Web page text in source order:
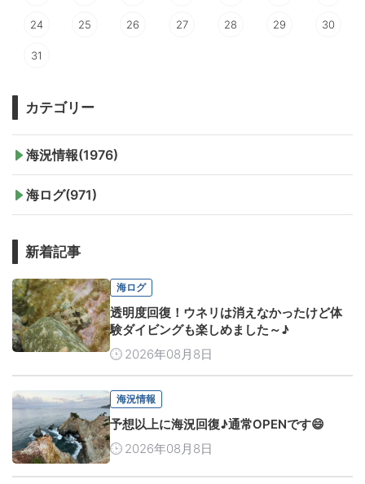
24 25 26 27 28 29 30
31
カテゴリー
海況情報(1976)
海ログ(971)
新着記事
海ログ
透明度回復！ウネリは消えなかったけど体
験ダイビングも楽しめました～♪
2026年08月8日
海況情報
予想以上に海況回復♪通常OPENです😄
2026年08月8日